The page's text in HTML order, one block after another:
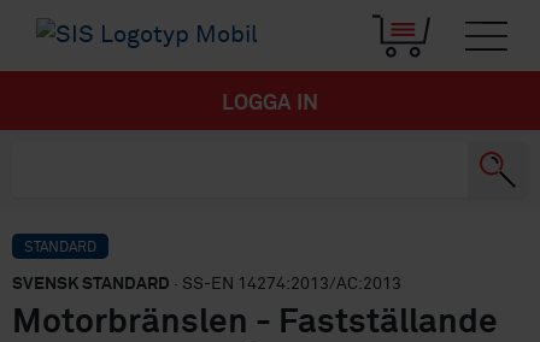
LOGGA IN
STANDARD
SVENSK STANDARD · SS-EN 14274:2013/AC:2013
Motorbränslen - Fastställande